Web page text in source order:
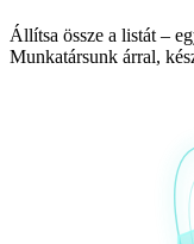
Állítsa össze a listát –
Munkatársunk árral,